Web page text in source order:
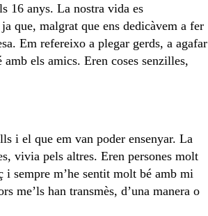
16 anys. La nostra vida es
que, malgrat que ens dedicàvem a fer
Em refereixo a plegar gerds, a agafar
els amics. Eren coses senzilles,
i el que em van poder ensenyar. La
vivia pels altres. Eren persones molt
sempre m’he sentit molt bé amb mi
me’ls han transmès, d’una manera o